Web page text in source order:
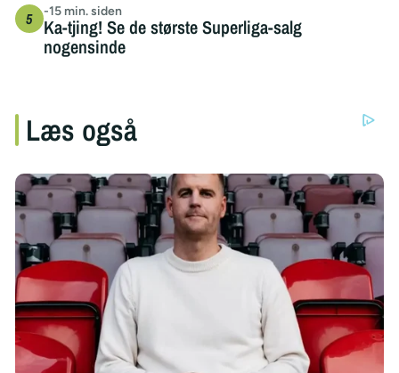
-15 min. siden
Ka-tjing! Se de største Superliga-salg
nogensinde